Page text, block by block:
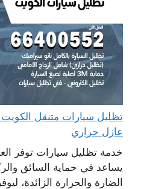
عازل حراري
خدمة تظليل سيارات توفر
يساعد في حماية السائق
الضارة والحرارة الزائدة،